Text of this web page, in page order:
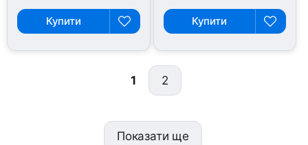
Купити Купити
1 2
Показати ще